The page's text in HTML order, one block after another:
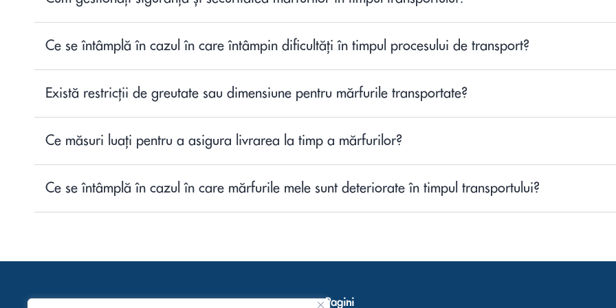
Ce se întâmplă în cazul în care întâmpin dificultăți în timpul procesului de transport?
Există restricții de greutate sau dimensiune pentru mărfurile transportate?
Ce măsuri luați pentru a asigura livrarea la timp a mărfurilor?
Ce se întâmplă în cazul în care mărfurile mele sunt deteriorate în timpul transportului?
Pagini